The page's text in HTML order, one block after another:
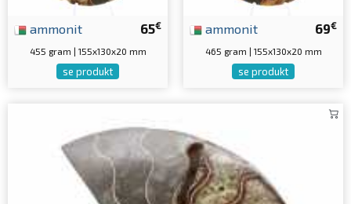
65€
ammonit
455 gram | 155x130x20 mm
se produkt
69€
ammonit
465 gram | 155x130x20 mm
se produkt